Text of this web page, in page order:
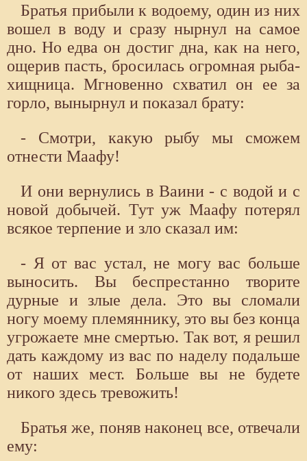
Братья прибыли к водоему, один из них
вошел в воду и сразу нырнул на самое
дно. Но едва он достиг дна, как на него,
ощерив пасть, бросилась огромная рыба-
хищница. Мгновенно схватил он ее за
горло, вынырнул и показал брату:
- Смотри, какую рыбу мы сможем
отнести Маафу!
И они вернулись в Ваини - с водой и с
новой добычей. Тут уж Маафу потерял
всякое терпение и зло сказал им:
- Я от вас устал, не могу вас больше
выносить. Вы беспрестанно творите
дурные и злые дела. Это вы сломали
ногу моему племяннику, это вы без конца
угрожаете мне смертью. Так вот, я решил
дать каждому из вас по наделу подальше
от наших мест. Больше вы не будете
никого здесь тревожить!
Братья же, поняв наконец все, отвечали
ему: